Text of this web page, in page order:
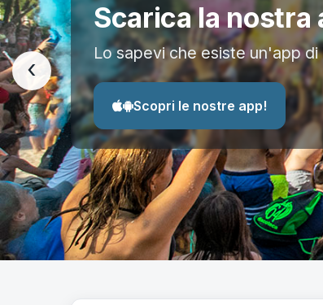
Scarica la nostra
Lo sapevi che esiste un'app
Scopri le nostre app!
‹